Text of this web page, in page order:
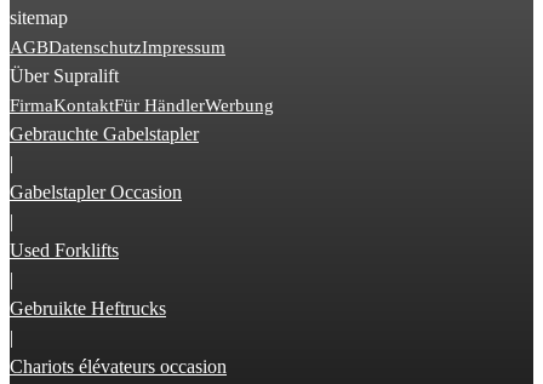
sitemap
AGBDatenschutzImpressum
Über Supralift
FirmaKontaktFür HändlerWerbung
Gebrauchte Gabelstapler
|
Gabelstapler Occasion
|
Used Forklifts
|
Gebruikte Heftrucks
|
Chariots élévateurs occasion